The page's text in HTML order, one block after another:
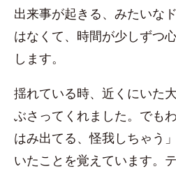
出来事が起きる、みたいな
はなくて、時間が少しずつ
します。
揺れている時、近くにいた
ぶさってくれました。でも
はみ出てる、怪我しちゃう
いたことを覚えています。